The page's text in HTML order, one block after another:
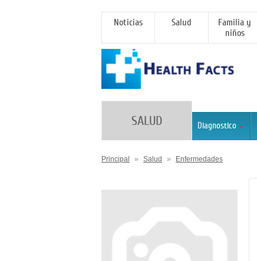
Noticias Salud
Familia y
niños
SALUD Diagnostico
Principal » Salud » Enfermedades